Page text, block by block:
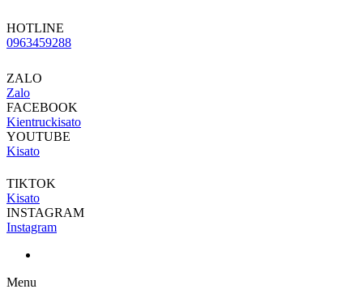
HOTLINE
0963459288
ZALO
Zalo
FACEBOOK
Kientruckisato
YOUTUBE
Kisato
TIKTOK
Kisato
INSTAGRAM
Instagram
Menu